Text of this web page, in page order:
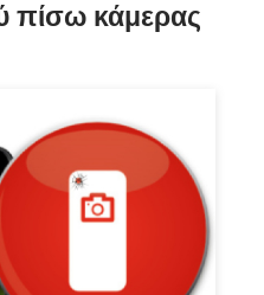
πίσω κάμερας